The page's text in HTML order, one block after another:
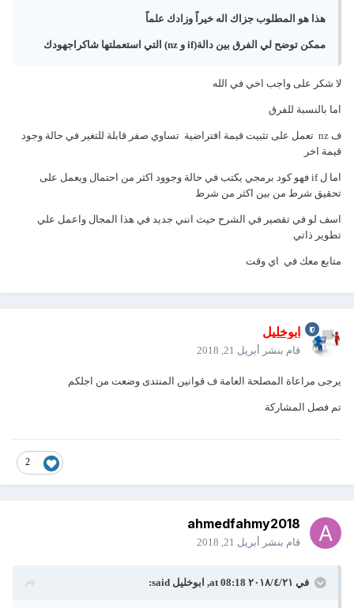
هذا هو المطلوب جزاك اله خيراً وزادك علماً
ممكن توضح لي الفرق بين دالة(if و nz) التي استعملتها شاكراجهودك
لا شكر على واجب اخي في الله
اما بالنسبة للفرق
ف nz تعمل على تثبيت قيمة افتراضية تساوي صفر قابلة للتغير في حالة وجود
قيمة اخر
اما ل if فهو كود برمجي يكتب في حالة وجوود اكثر من احتمال ويعمل على
تحقيق شرط من بين اكثر من شرط
اسف لو في تقصير في الشرح حيث انني جديد في هذا المجال واعمل علي
تطوير ذاتي
متابع معك في اي وقت
ابوخليل
قام بنشر أبريل 21, 2018
يرجى مراعاة المصلحة العامة ف قوانين المنتدى وضعت من اجلكم
تم فصل المشاركة
2
ahmedfahmy2018
قام بنشر أبريل 21, 2018
في ٢١‏/٤‏/٢٠١٨ at 08:18, ابوخليل said: